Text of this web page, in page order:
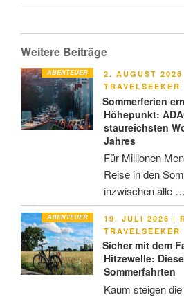
Weitere Beiträge
ABENTEUER
AM
2. AUGUST 2026
TRAVELSEEKER
Sommerferien
Höhepunkt:
staureichsten
Jahres
Für Millionen
Reise in den
inzwischen alle …
ABENTEUER
AM
19. JULI 2026 |
TRAVELSEEKER
Sicher mit dem
Hitzewelle:
Sommerfahrten
Kaum steigen